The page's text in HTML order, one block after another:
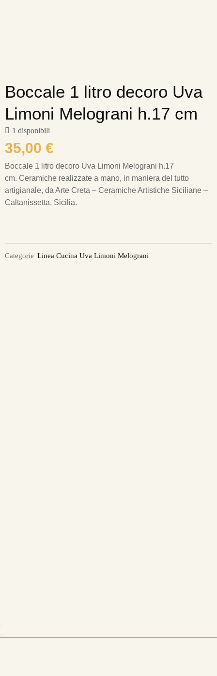
Boccale 1 litro decoro Uva
Limoni Melograni h.17 cm
1 disponibili
35,00 €
Boccale 1 litro decoro Uva Limoni Melograni h.17
cm. Ceramiche realizzate a mano, in maniera del tutto
artigianale, da Arte Creta – Ceramiche Artistiche Siciliane –
Caltanissetta, Sicilia.
Categorie Linea Cucina Uva Limoni Melograni